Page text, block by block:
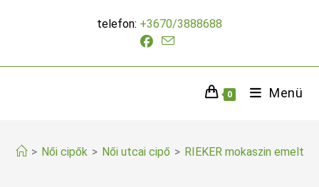
telefon: +3670/3888688
0 Menü
> Női cipők > Női utcai cipő > RIEKER mokaszin emelt